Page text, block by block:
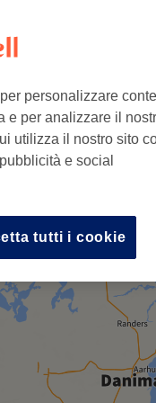
personalizzare
per analizzare il
utilizza il nostro sito
e social
tutti i cookie